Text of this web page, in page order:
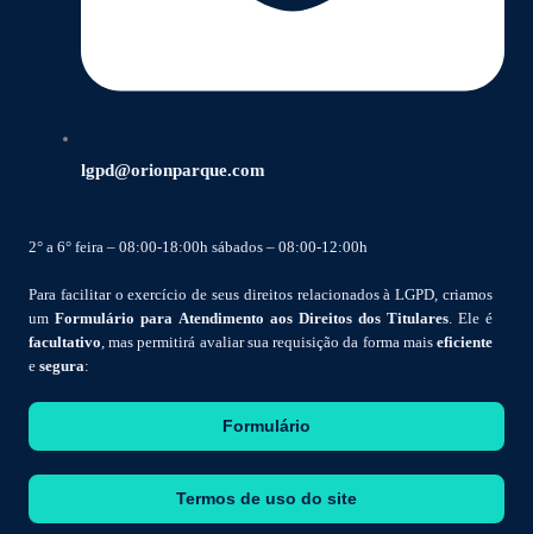
lgpd@orionparque.com
2° a 6° feira – 08:00-18:00h sábados – 08:00-12:00h
Para facilitar o exercício de seus direitos relacionados à LGPD, criamos
um Formulário para Atendimento aos Direitos dos Titulares. Ele é
facultativo, mas permitirá avaliar sua requisição da forma mais eficiente
e segura:
Formulário
Termos de uso do site